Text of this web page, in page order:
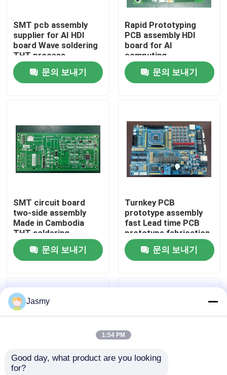
홈
회사 소개
품질 관리
연락처
모든 케이스
ems 피크바
SMT pcb assembly
supplier for AI HDI
board Wave soldering
THT process
문의 보내기
Rapid Prototyping
PCB assembly HDI
board for AI
computing
문의 보내기
SMT circuit board
two-side assembly
Made in Cambodia
THT soldering
문의 보내기
Turnkey PCB
prototype assembly
fast Lead time PCB
prototype fabrication
문의 보내기
Jasmy
1:54 PM
Good day, what product are you looking
for?